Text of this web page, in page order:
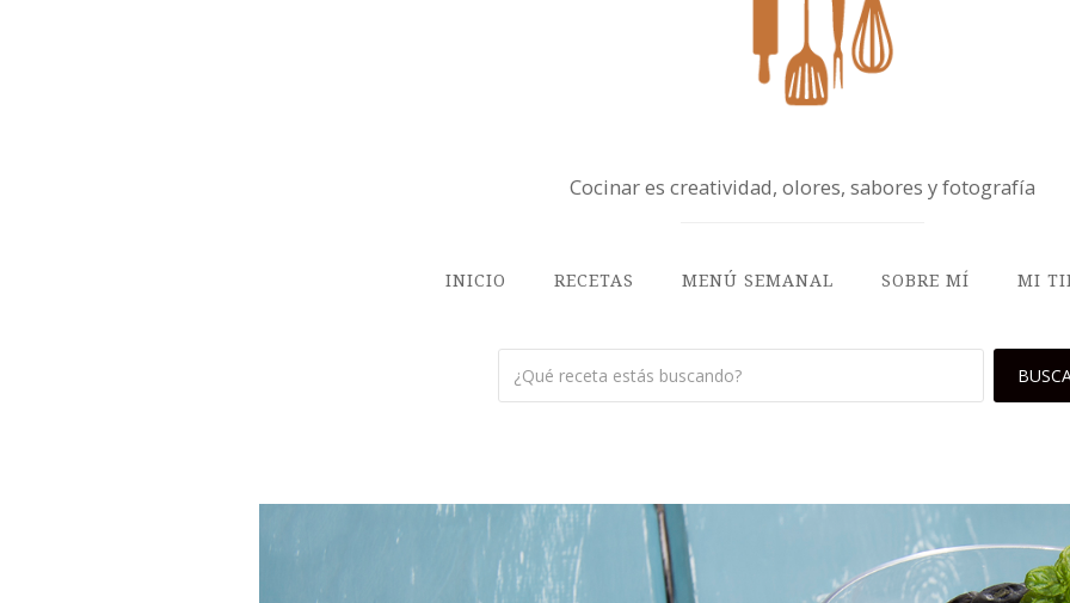
Cocinar es creatividad, olores, sabores y fotografía
INICIO RECETAS MENÚ SEMANAL SOBRE MÍ MI